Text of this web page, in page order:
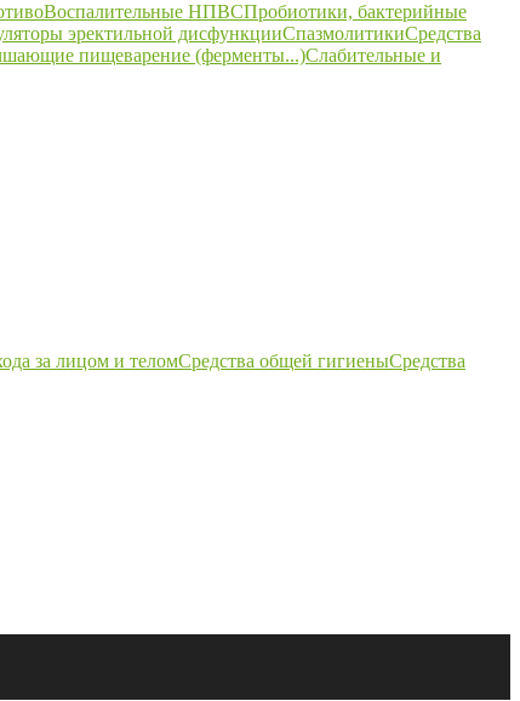
НПВСПробиотики, бактерийные
эректильной дисфункцииСпазмолитикиСредства
пищеварение (ферменты...)Слабительные и
за лицом и теломСредства общей гигиеныСредства